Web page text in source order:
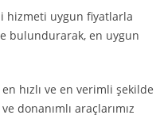
hizmeti uygun fiyatlarla
bulundurarak, en uygun
hızlı ve en verimli şekilde
donanımlı araçlarımız